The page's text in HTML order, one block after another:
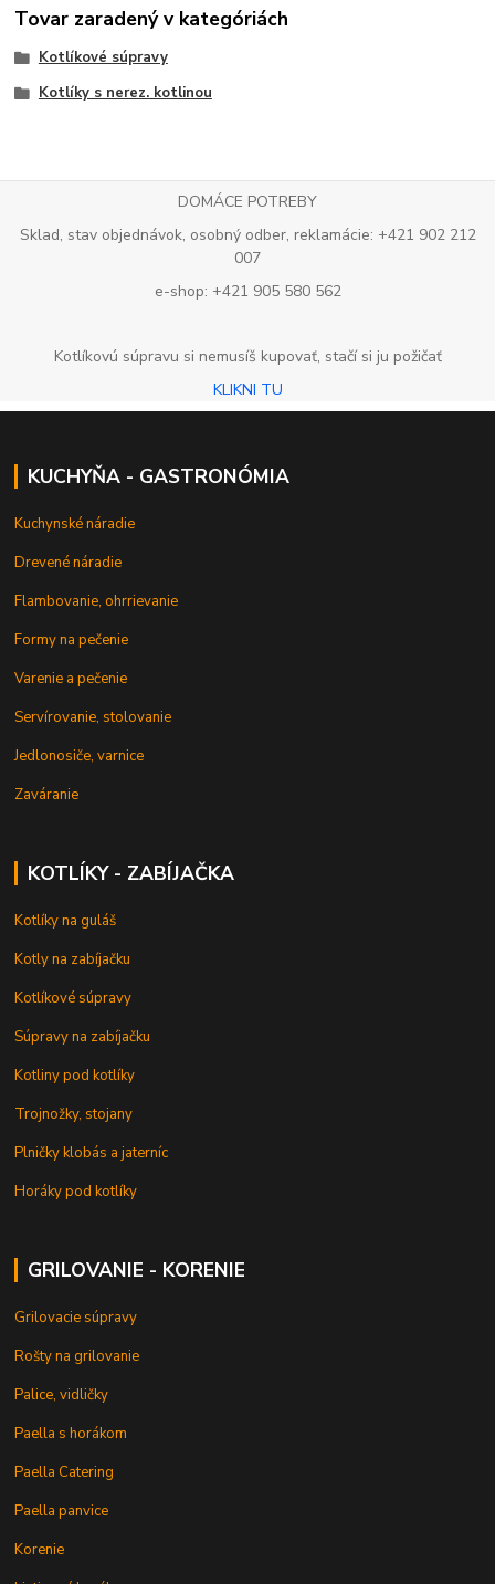
Tovar zaradený v kategóriách
Kotlíkové súpravy
Kotlíky s nerez. kotlinou
DOMÁCE POTREBY
Sklad, stav objednávok, osobný odber, reklamácie: +421 902 212
007
e-shop: +421 905 580 562
Kotlíkovú súpravu si nemusíš kupovať, stačí si ju požičať
KLIKNI TU
KUCHYŇA - GASTRONÓMIA
Kuchynské náradie
Drevené náradie
Flambovanie, ohrrievanie
Formy na pečenie
Varenie a pečenie
Servírovanie, stolovanie
Jedlonosiče, varnice
Zaváranie
KOTLÍKY - ZABÍJAČKA
Kotlíky na guláš
Kotly na zabíjačku
Kotlíkové súpravy
Súpravy na zabíjačku
Kotliny pod kotlíky
Trojnožky, stojany
Plničky klobás a jaterníc
Horáky pod kotlíky
GRILOVANIE - KORENIE
Grilovacie súpravy
Rošty na grilovanie
Palice, vidličky
Paella s horákom
Paella Catering
Paella panvice
Korenie